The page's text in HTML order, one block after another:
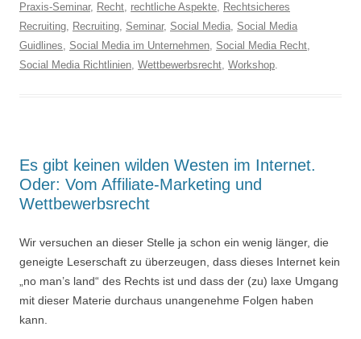
Praxis-Seminar, Recht, rechtliche Aspekte, Rechtsicheres
Recruiting, Recruiting, Seminar, Social Media, Social Media
Guidlines, Social Media im Unternehmen, Social Media Recht,
Social Media Richtlinien, Wettbewerbsrecht, Workshop.
Es gibt keinen wilden Westen im Internet.
Oder: Vom Affiliate-Marketing und
Wettbewerbsrecht
Wir versuchen an dieser Stelle ja schon ein wenig länger, die
geneigte Leserschaft zu überzeugen, dass dieses Internet kein
„no man’s land“ des Rechts ist und dass der (zu) laxe Umgang
mit dieser Materie durchaus unangenehme Folgen haben
kann.